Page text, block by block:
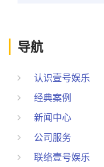
导航
认识壹号娱乐
经典案例
新闻中心
公司服务
联络壹号娱乐